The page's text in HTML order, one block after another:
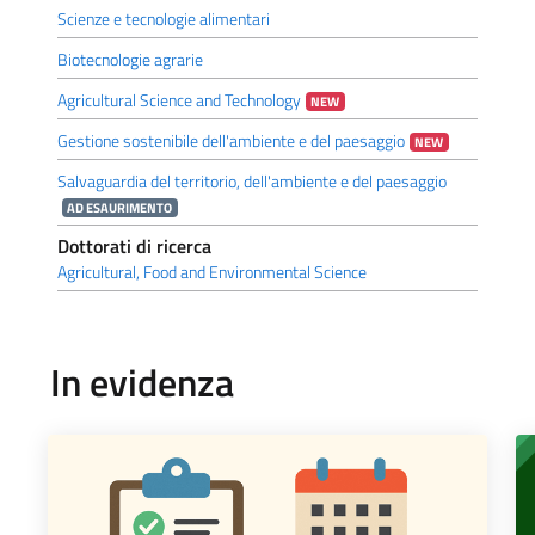
Scienze e tecnologie alimentari
Biotecnologie agrarie
Agricultural Science and Technology NEW
Gestione sostenibile dell'ambiente e del paesaggio NEW
Salvaguardia del territorio, dell'ambiente e del paesaggio
AD ESAURIMENTO
Dottorati di ricerca
Agricultural, Food and Environmental Science
In evidenza